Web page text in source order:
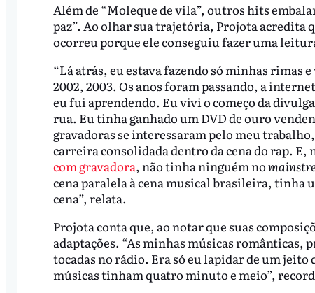
Além de “Moleque de vila”, outros hits
paz”. Ao olhar sua trajetória, Projota acredita
ocorreu porque ele conseguiu fazer uma
“Lá atrás, eu estava fazendo só minhas rimas
2002, 2003. Os anos foram passando, a
eu fui aprendendo. Eu vivi o começo da
rua. Eu tinha ganhado um DVD de ouro
gravadoras se interessaram pelo meu
carreira consolidada dentro da cena do rap. E,
com gravadora, não tinha ninguém no
cena paralela à cena musical brasileira, tinha
cena”, relata.
Projota conta que, ao notar que suas
adaptações. “As minhas músicas
tocadas no rádio. Era só eu lapidar de um
músicas tinham quatro minuto e meio”,